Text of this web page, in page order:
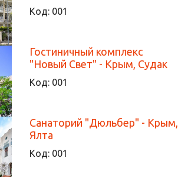
Код: 001
Гостиничный комплекс
"Новый Свет" - Крым, Судак
Код: 001
Санаторий "Дюльбер" - Крым,
Ялта
Код: 001